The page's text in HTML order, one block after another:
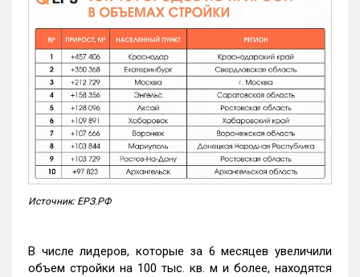
Источник: ЕРЗ.РФ
В числе лидеров, которые за 6 месяцев увеличили
объем стройки на 100 тыс. кв. м и более, находятся